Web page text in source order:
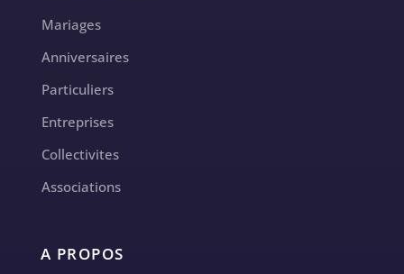
Mariages
Anniversaires
Particuliers
Entreprises
Collectivites
Associations
A PROPOS